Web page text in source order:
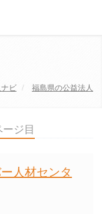
ビ 福島県の公益法人
ジ目
人材センタ